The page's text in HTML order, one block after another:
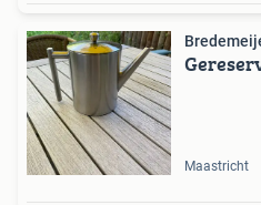
Maastricht